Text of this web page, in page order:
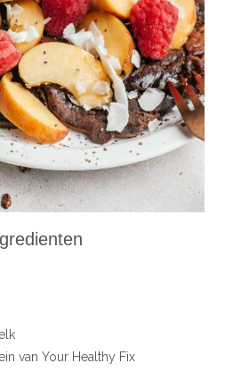
van Your Healthy Fix